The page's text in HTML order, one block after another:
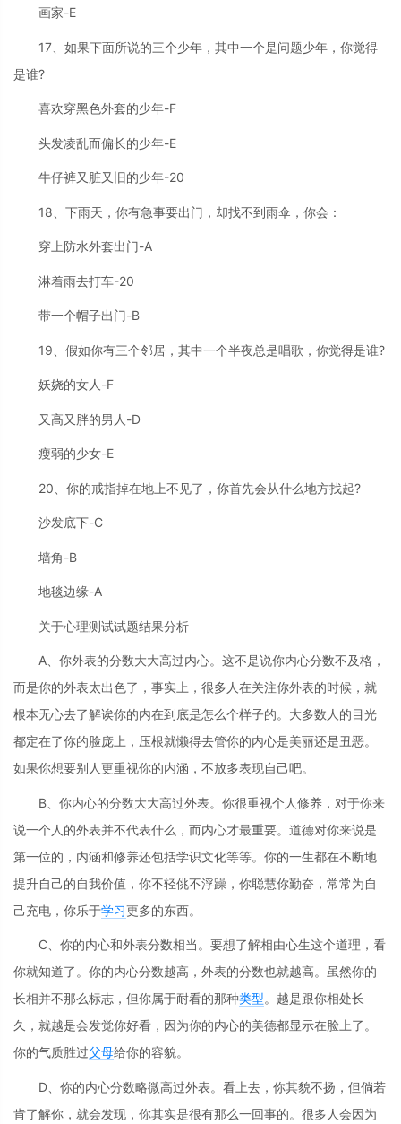
画家-E
17、如果下面所说的三个少年，其中一个是问题少年，你觉得
是谁?
喜欢穿黑色外套的少年-F
头发凌乱而偏长的少年-E
牛仔裤又脏又旧的少年-20
18、下雨天，你有急事要出门，却找不到雨伞，你会：
穿上防水外套出门-A
淋着雨去打车-20
带一个帽子出门-B
19、假如你有三个邻居，其中一个半夜总是唱歌，你觉得是谁?
妖娆的女人-F
又高又胖的男人-D
瘦弱的少女-E
20、你的戒指掉在地上不见了，你首先会从什么地方找起?
沙发底下-C
墙角-B
地毯边缘-A
关于心理测试试题结果分析
A、你外表的分数大大高过内心。这不是说你内心分数不及格，
而是你的外表太出色了，事实上，很多人在关注你外表的时候，就
根本无心去了解诶你的内在到底是怎么个样子的。大多数人的目光
都定在了你的脸庞上，压根就懒得去管你的内心是美丽还是丑恶。
如果你想要别人更重视你的内涵，不放多表现自己吧。
B、你内心的分数大大高过外表。你很重视个人修养，对于你来
说一个人的外表并不代表什么，而内心才最重要。道德对你来说是
第一位的，内涵和修养还包括学识文化等等。你的一生都在不断地
提升自己的自我价值，你不轻佻不浮躁，你聪慧你勤奋，常常为自
己充电，你乐于学习更多的东西。
C、你的内心和外表分数相当。要想了解相由心生这个道理，看
你就知道了。你的内心分数越高，外表的分数也就越高。虽然你的
长相并不那么标志，但你属于耐看的那种类型。越是跟你相处长
久，就越是会发觉你好看，因为你的内心的美德都显示在脸上了。
你的气质胜过父母给你的容貌。
D、你的内心分数略微高过外表。看上去，你其貌不扬，但倘若
肯了解你，就会发现，你其实是很有那么一回事的。很多人会因为